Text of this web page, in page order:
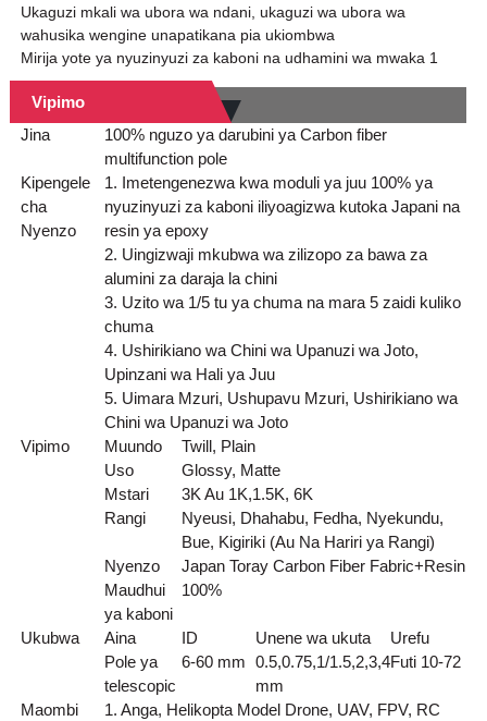
Ukaguzi mkali wa ubora wa ndani, ukaguzi wa ubora wa
wahusika wengine unapatikana pia ukiombwa
Mirija yote ya nyuzinyuzi za kaboni na udhamini wa mwaka 1
Vipimo
Jina
100% nguzo ya darubini ya Carbon fiber
multifunction pole
Kipengele
cha
Nyenzo
1. Imetengenezwa kwa moduli ya juu 100% ya
nyuzinyuzi za kaboni iliyoagizwa kutoka Japani na
resin ya epoxy
2. Uingizwaji mkubwa wa zilizopo za bawa za
alumini za daraja la chini
3. Uzito wa 1/5 tu ya chuma na mara 5 zaidi kuliko
chuma
4. Ushirikiano wa Chini wa Upanuzi wa Joto,
Upinzani wa Hali ya Juu
5. Uimara Mzuri, Ushupavu Mzuri, Ushirikiano wa
Chini wa Upanuzi wa Joto
Vipimo
Muundo
Twill, Plain
Uso
Glossy, Matte
Mstari
3K Au 1K,1.5K, 6K
Rangi
Nyeusi, Dhahabu, Fedha, Nyekundu,
Bue, Kigiriki (Au Na Hariri ya Rangi)
Nyenzo
Japan Toray Carbon Fiber Fabric+Resin
Maudhui
ya kaboni
100%
Ukubwa Aina ID Unene wa ukuta
Urefu
Pole ya
telescopic
6-60 mm 0.5,0.75,1/1.5,2,3,4
mm
Futi 10-72
Maombi
1. Anga, Helikopta Model Drone, UAV, FPV, RC